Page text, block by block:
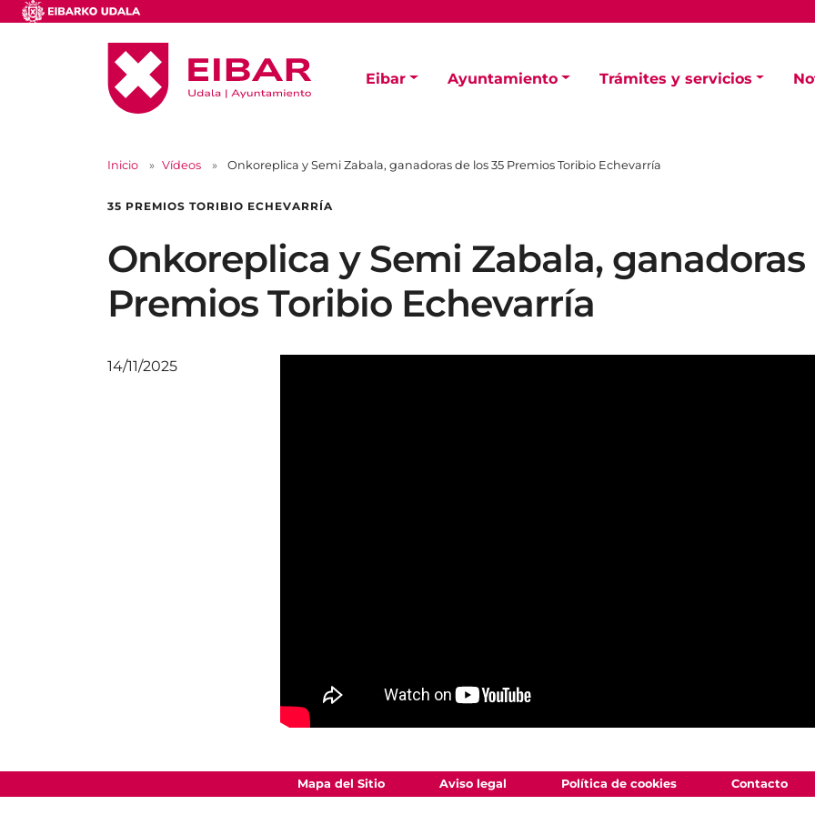
Eibar Ayuntamiento Trámites y servicios
Inicio Vídeos Onkoreplica y Semi Zabala, ganadoras de los 35 Premios Toribio Echevarría
35 PREMIOS TORIBIO ECHEVARRÍA
Onkoreplica y Semi Zabala, ganadoras
Premios Toribio Echevarría
14/11/2025
Mapa del Sitio Aviso legal Política de cookies Contacto